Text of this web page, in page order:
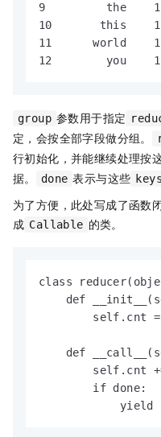
9         the    1
10       this    1
11      world    1
12        you    1
group 参数用于指定
定，会按全部字段做分组。
行初始化，并能继续处理按
据。
done 表示与这些 keys
为了方便，此处写成了函数
成 Callable 的类。
class
def
self.cnt
def
self.cnt
        if done:
yield